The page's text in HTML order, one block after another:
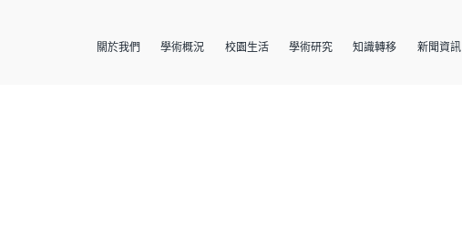
關於我們 學術概況 校園生活 學術研究 知識轉移 新聞資訊